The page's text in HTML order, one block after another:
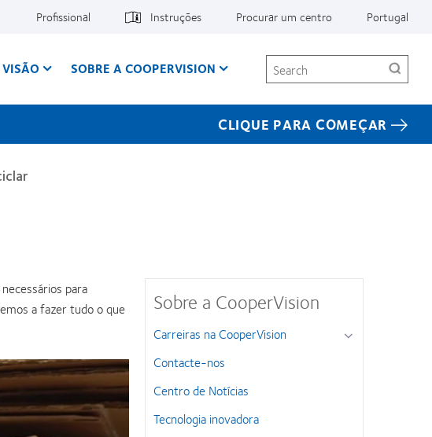
Profissional Instruções Procurar um centro Portugal
SOBRE A COOPERVISION Search
CLIQUE PARA COMEÇAR
para
a fazer tudo o que
Sobre a CooperVision
Carreiras na CooperVision
Contacte-nos
Centro de Notícias
Tecnologia inovadora